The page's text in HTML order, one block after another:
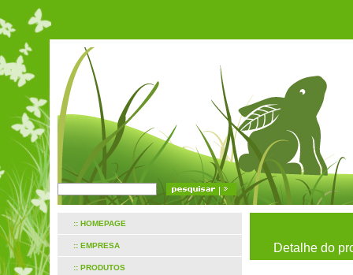
:: HOMEPAGE
:: EMPRESA
:: PRODUTOS
Detalhe do